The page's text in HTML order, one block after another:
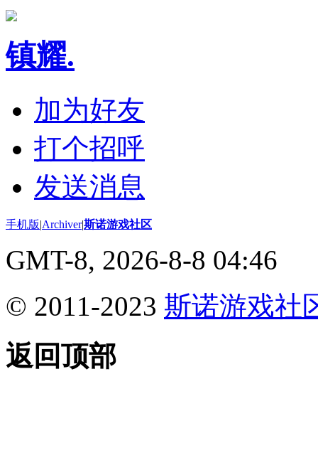
镇耀.
加为好友
打个招呼
发送消息
手机版|Archiver|斯诺游戏社区
GMT-8, 2026-8-8 04:46
© 2011-2023 斯诺游戏社
返回顶部